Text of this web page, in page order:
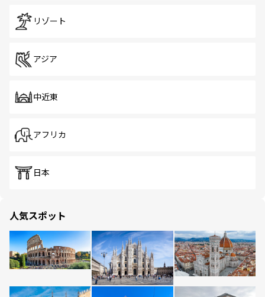
リゾート
アジア
中近東
アフリカ
日本
人気スポット